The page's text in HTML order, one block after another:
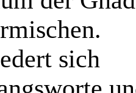
sich